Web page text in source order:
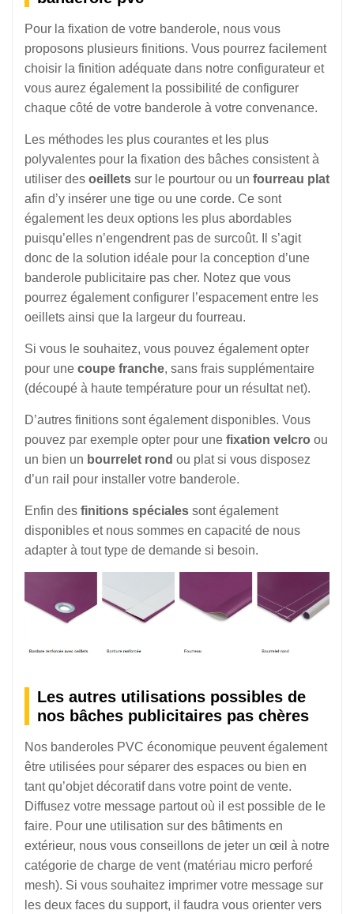
Pour la fixation de votre banderole, nous vous
proposons plusieurs finitions. Vous pourrez facilement
choisir la finition adéquate dans notre configurateur et
vous aurez également la possibilité de configurer
chaque côté de votre banderole à votre convenance.
Les méthodes les plus courantes et les plus
polyvalentes pour la fixation des bâches consistent à
utiliser des oeillets sur le pourtour ou un fourreau plat
afin d’y insérer une tige ou une corde. Ce sont
également les deux options les plus abordables
puisqu’elles n’engendrent pas de surcoût. Il s’agit
donc de la solution idéale pour la conception d’une
banderole publicitaire pas cher. Notez que vous
pourrez également configurer l’espacement entre les
oeillets ainsi que la largeur du fourreau.
Si vous le souhaitez, vous pouvez également opter
pour une coupe franche, sans frais supplémentaire
(découpé à haute température pour un résultat net).
D’autres finitions sont également disponibles. Vous
pouvez par exemple opter pour une fixation velcro ou
un bien un bourrelet rond ou plat si vous disposez
d’un rail pour installer votre banderole.
Enfin des finitions spéciales sont également
disponibles et nous sommes en capacité de nous
adapter à tout type de demande si besoin.
Les autres utilisations possibles de
nos bâches publicitaires pas chères
Nos banderoles PVC économique peuvent également
être utilisées pour séparer des espaces ou bien en
tant qu’objet décoratif dans votre point de vente.
Diffusez votre message partout où il est possible de le
faire. Pour une utilisation sur des bâtiments en
extérieur, nous vous conseillons de jeter un œil à notre
catégorie de charge de vent (matériau micro perforé
mesh). Si vous souhaitez imprimer votre message sur
les deux faces du support, il faudra vous orienter vers